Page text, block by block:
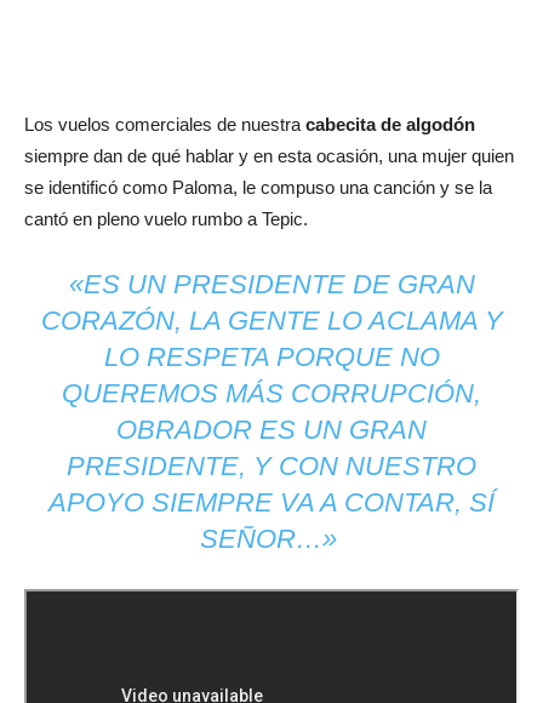
Los vuelos comerciales de nuestra cabecita de algodón
siempre dan de qué hablar y en esta ocasión, una mujer quien
se identificó como Paloma, le compuso una canción y se la
cantó en pleno vuelo rumbo a Tepic.
«ES UN PRESIDENTE DE GRAN
CORAZÓN, LA GENTE LO ACLAMA Y
LO RESPETA PORQUE NO
QUEREMOS MÁS CORRUPCIÓN,
OBRADOR ES UN GRAN
PRESIDENTE, Y CON NUESTRO
APOYO SIEMPRE VA A CONTAR, SÍ
SEÑOR…»